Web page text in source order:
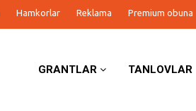
Hamkorlar Reklama Premium obuna
GRANTLAR TANLOVLAR